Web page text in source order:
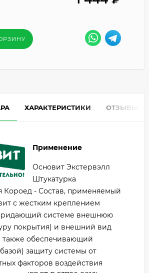
ХАРАКТЕРИСТИКИ ОТЗЫВЫ
Применение
Основит Экстервэлл
Штукатурка
Короед - Состав, применяемый
с жестким креплением
системе внешнюю
покрытия) и внешний вид
также обеспечивающий
защиту системы от
факторов воздействия